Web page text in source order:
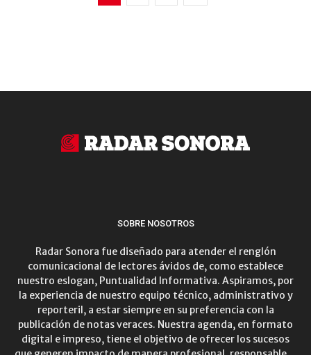
SOBRE NOSOTROS
Radar Sonora fue diseñado para atender el renglón
comunicacional de lectores ávidos de, como establece
nuestro eslogan, Puntualidad Informativa. Aspiramos, por
la experiencia de nuestro equipo técnico, administrativo y
reporteril, a estar siempre en su preferencia con la
publicación de notas veraces. Nuestra agenda, en formato
digital e impreso, tiene el objetivo de ofrecer los sucesos